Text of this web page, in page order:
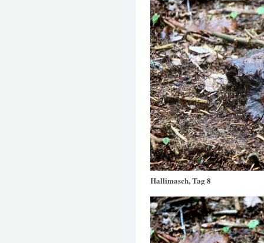
Hallimasch, Tag 8